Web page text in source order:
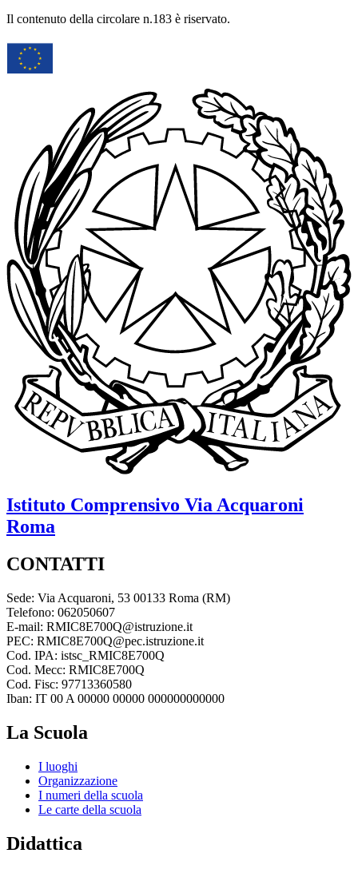
Il contenuto della circolare n.183 è riservato.
Istituto Comprensivo Via Acquaroni
Roma
CONTATTI
Sede: Via Acquaroni, 53 00133 Roma (RM)
Telefono: 062050607
E-mail: RMIC8E700Q@istruzione.it
PEC: RMIC8E700Q@pec.istruzione.it
Cod. IPA: istsc_RMIC8E700Q
Cod. Mecc: RMIC8E700Q
Cod. Fisc: 97713360580
Iban: IT 00 A 00000 00000 000000000000
La Scuola
I luoghi
Organizzazione
I numeri della scuola
Le carte della scuola
Didattica